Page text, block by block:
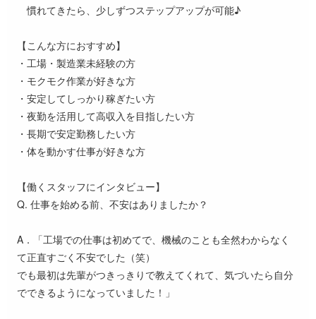
慣れてきたら、少しずつステップアップが可能♪
【こんな方におすすめ】
・工場・製造業未経験の方
・モクモク作業が好きな方
・安定してしっかり稼ぎたい方
・夜勤を活用して高収入を目指したい方
・長期で安定勤務したい方
・体を動かす仕事が好きな方
【働くスタッフにインタビュー】
Q. 仕事を始める前、不安はありましたか？
A．「工場での仕事は初めてで、機械のことも全然わからなく
て正直すごく不安でした（笑）
でも最初は先輩がつきっきりで教えてくれて、気づいたら自分
でできるようになっていました！」